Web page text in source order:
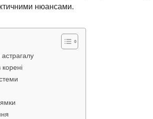
нюансами.
астрагалу